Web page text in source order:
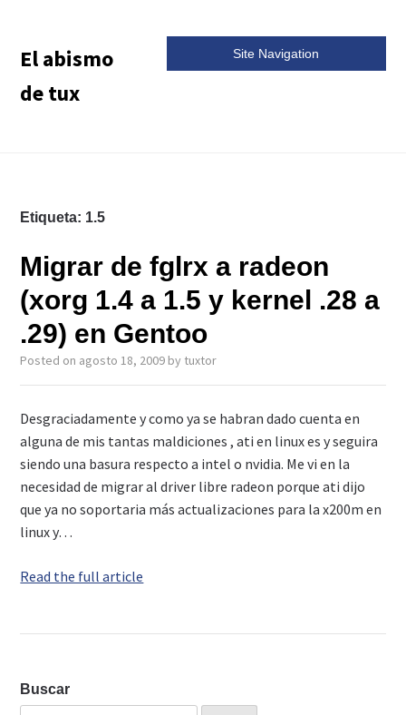
El abismo
de tux
Site Navigation
Etiqueta: 1.5
Migrar de fglrx a radeon
(xorg 1.4 a 1.5 y kernel .28 a
.29) en Gentoo
Posted on agosto 18, 2009 by tuxtor
Desgraciadamente y como ya se habran dado cuenta en
alguna de mis tantas maldiciones , ati en linux es y seguira
siendo una basura respecto a intel o nvidia. Me vi en la
necesidad de migrar al driver libre radeon porque ati dijo
que ya no soportaria más actualizaciones para la x200m en
linux y…
Read the full article
Buscar